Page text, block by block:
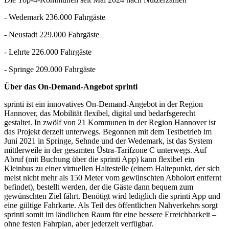
- Wedemark 236.000 Fahrgäste
- Neustadt 229.000 Fahrgäste
- Lehrte 226.000 Fahrgäste
- Springe 209.000 Fahrgäste
Über das On-Demand-Angebot sprinti
sprinti ist ein innovatives On-Demand-Angebot in der Region
Hannover, das Mobilität flexibel, digital und bedarfsgerecht
gestaltet. In zwölf von 21 Kommunen in der Region Hannover ist
das Projekt derzeit unterwegs. Begonnen mit dem Testbetrieb im
Juni 2021 in Springe, Sehnde und der Wedemark, ist das System
mittlerweile in der gesamten Üstra-Tarifzone C unterwegs. Auf
Abruf (mit Buchung über die sprinti App) kann flexibel ein
Kleinbus zu einer virtuellen Haltestelle (einem Haltepunkt, der sich
meist nicht mehr als 150 Meter vom gewünschten Abholort entfernt
befindet), bestellt werden, der die Gäste dann bequem zum
gewünschten Ziel fährt. Benötigt wird lediglich die sprinti App und
eine gültige Fahrkarte. Als Teil des öffentlichen Nahverkehrs sorgt
sprinti somit im ländlichen Raum für eine bessere Erreichbarkeit –
ohne festen Fahrplan, aber jederzeit verfügbar.